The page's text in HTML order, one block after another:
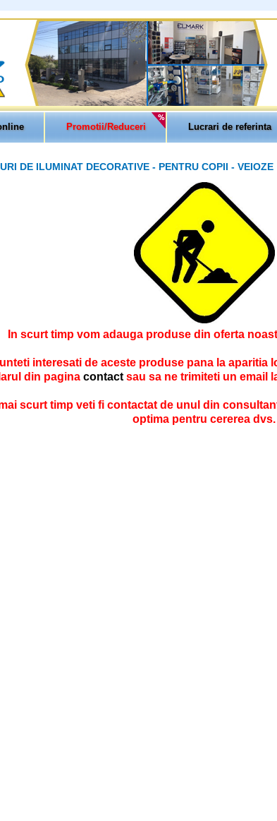
Promotii/Reduceri Lucrari de referinta
DE ILUMINAT DECORATIVE - PENTRU COPII - VEIOZE
In scurt timp vom adauga produse din oferta
interesati de aceste produse pana la aparitia
din pagina contact sau sa ne trimiteti un email
scurt timp veti fi contactat de unul din
optima pentru cererea dvs.